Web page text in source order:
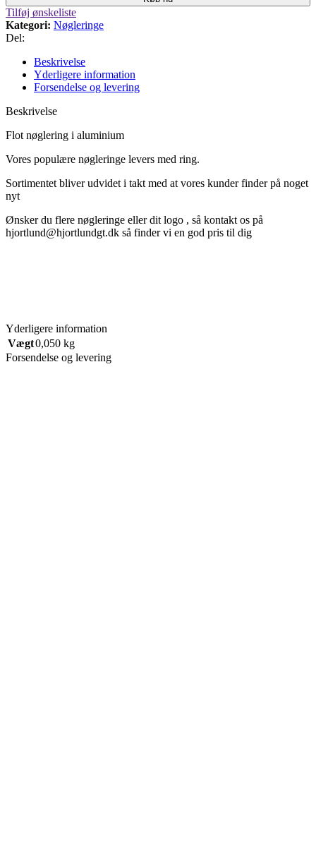
Tilføj ønskeliste
Kategori: Nøgleringe
Del:
Beskrivelse
Yderligere information
Forsendelse og levering
Beskrivelse
Flot nøglering i aluminium
Vores populære nøgleringe levers med ring.
Sortimentet bliver udvidet i takt med at vores kunder finder på noget
nyt
Ønsker du flere nøgleringe eller dit logo , så kontakt os på
hjortlund@hjortlundgt.dk så finder vi en god pris til dig
Yderligere information
Vægt0,050 kg
Forsendelse og levering